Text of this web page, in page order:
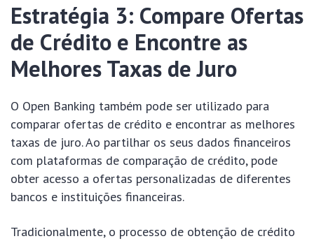
Estratégia 3: Compare Ofertas
de Crédito e Encontre as
Melhores Taxas de Juro
O Open Banking também pode ser utilizado para
comparar ofertas de crédito e encontrar as melhores
taxas de juro. Ao partilhar os seus dados financeiros
com plataformas de comparação de crédito, pode
obter acesso a ofertas personalizadas de diferentes
bancos e instituições financeiras.
Tradicionalmente, o processo de obtenção de crédito